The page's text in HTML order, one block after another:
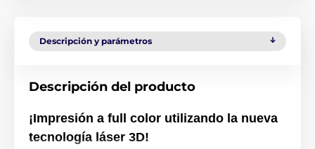
Descripción y parámetros
Descripción del producto
¡Impresión a full color utilizando la nueva
tecnología láser 3D!